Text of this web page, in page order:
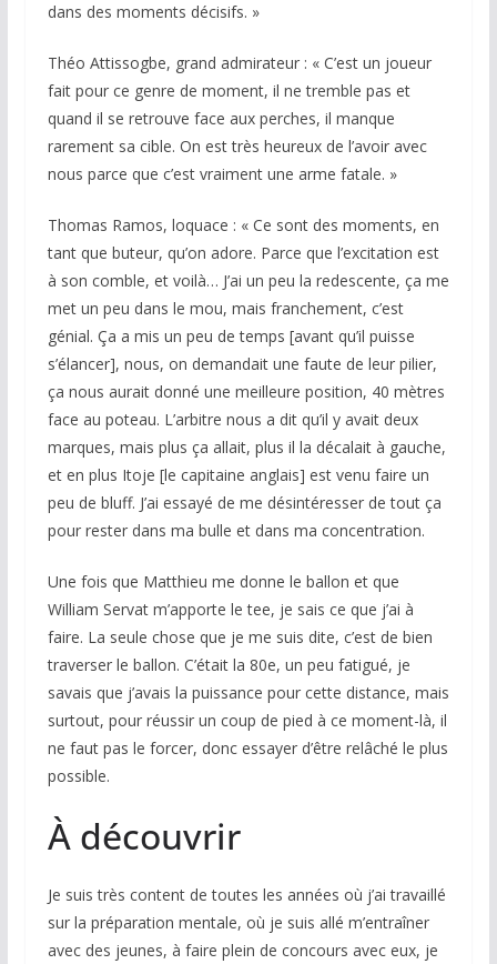
dans des moments décisifs. »
Théo Attissogbe, grand admirateur : « C’est un joueur
fait pour ce genre de moment, il ne tremble pas et
quand il se retrouve face aux perches, il manque
rarement sa cible. On est très heureux de l’avoir avec
nous parce que c’est vraiment une arme fatale. »
Thomas Ramos, loquace : « Ce sont des moments, en
tant que buteur, qu’on adore. Parce que l’excitation est
à son comble, et voilà… J’ai un peu la redescente, ça me
met un peu dans le mou, mais franchement, c’est
génial. Ça a mis un peu de temps [avant qu’il puisse
s’élancer], nous, on demandait une faute de leur pilier,
ça nous aurait donné une meilleure position, 40 mètres
face au poteau. L’arbitre nous a dit qu’il y avait deux
marques, mais plus ça allait, plus il la décalait à gauche,
et en plus Itoje [le capitaine anglais] est venu faire un
peu de bluff. J’ai essayé de me désintéresser de tout ça
pour rester dans ma bulle et dans ma concentration.
Une fois que Matthieu me donne le ballon et que
William Servat m’apporte le tee, je sais ce que j’ai à
faire. La seule chose que je me suis dite, c’est de bien
traverser le ballon. C’était la 80e, un peu fatigué, je
savais que j’avais la puissance pour cette distance, mais
surtout, pour réussir un coup de pied à ce moment-là, il
ne faut pas le forcer, donc essayer d’être relâché le plus
possible.
À découvrir
Je suis très content de toutes les années où j’ai travaillé
sur la préparation mentale, où je suis allé m’entraîner
avec des jeunes, à faire plein de concours avec eux, je